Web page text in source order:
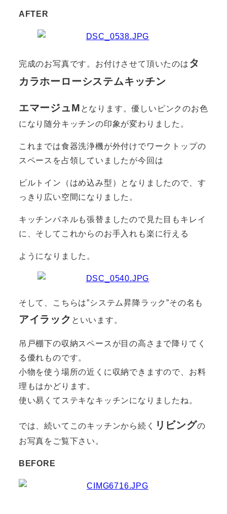
AFTER
完成のお写真です。お付けさせて頂いたのは タ
カラホーローシステムキッチン
エマージュM となります。優しいピンクのお色
になり随分キッチンの印象が変わりました。
これまでは食器洗浄機が外付けでワークトップの
スペースを占領していましたが今回は
ビルトイン（はめ込み型）となりましたので、す
っきり広い空間になりました。
キッチンパネルも張替ましたので見た目もキレイ
に、そしてこれからのお手入れも楽に行える
ようになりました。
そして、こちらは”システム昇降ラック”その名も
アイラック といいます。
吊戸棚下の収納スペースが目の高さまで降りてく
る優れものです。
小物を使う場所の近くに収納できますので、お料
理もはかどります。
使い易くてステキなキッチンになりましたね。
では、続いてこのキッチンから続く リビングの
お写真をご覧下さい。
BEFORE